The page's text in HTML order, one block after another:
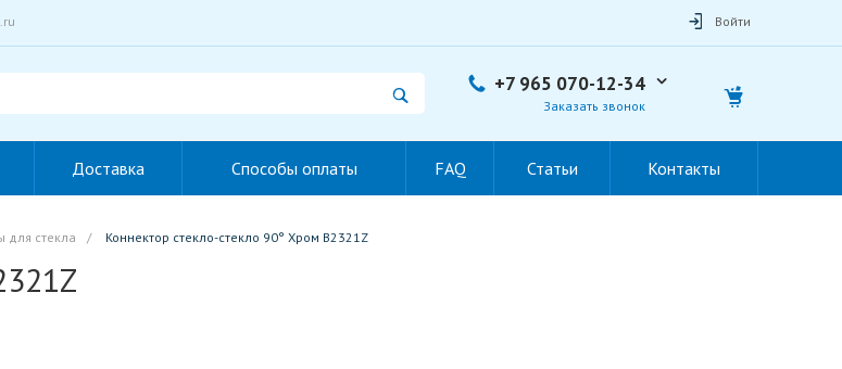
Войти
+7 965 070-12-34
Заказать звонок
Доставка Способы оплаты FAQ Статьи Контакты
для стекла / Коннектор стекло-стекло 90° Хром B2321Z